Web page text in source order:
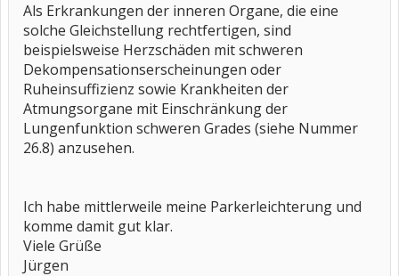
Als Erkrankungen der inneren Organe, die eine
solche Gleichstellung rechtfertigen, sind
beispielsweise Herzschäden mit schweren
Dekompensationserscheinungen oder
Ruheinsuffizienz sowie Krankheiten der
Atmungsorgane mit Einschränkung der
Lungenfunktion schweren Grades (siehe Nummer
26.8) anzusehen.
Ich habe mittlerweile meine Parkerleichterung und
komme damit gut klar.
Viele Grüße
Jürgen